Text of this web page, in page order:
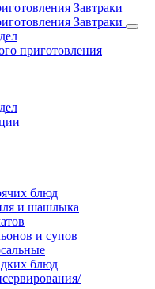
Завтраки
Завтраки
приготовления
блюд
и шашлыка
и супов
блюд